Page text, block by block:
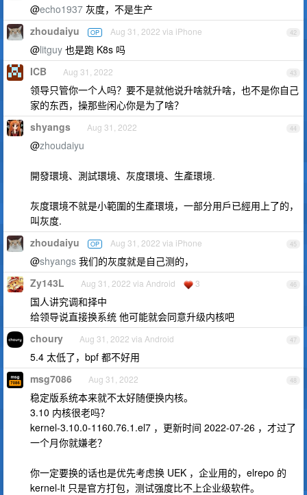
@echo1937 灰度，不是生产
42
zhoudaiyu OP Aug 31, 2022 via iPhone
@litguy 也是跑 K8s 吗
43
ICB Aug 31, 2022
领导只管你一个人吗？要不是就他说升啥就升啥，也不是你自己
家的东西，操那些闲心你是为了啥？
44
shyangs Aug 31, 2022
@zhoudaiyu
開發環境、測試環境、灰度環境、生產環境.
灰度環境不就是小範圍的生產環境，一部分用戶已經用上了的，
叫灰度.
45
zhoudaiyu OP Aug 31, 2022 via iPhone
@shyangs 我们的灰度就是自己测的，
46
Zy143L Aug 31, 2022 via Android 3
国人讲究调和择中
给领导说直接换系统 他可能就会同意升级内核吧
47
choury Aug 31, 2022 via Android
5.4 太低了，bpf 都不好用
48
msg7086 Aug 31, 2022
稳定版系统本来就不太好随便换内核。
3.10 内核很老吗？
kernel-3.10.0-1160.76.1.el7 ，更新时间 2022-07-26 ，才过了
一个月你就嫌老？
你一定要换的话也是优先考虑换 UEK ，企业用的，elrepo 的
kernel-lt 只是官方打包，测试强度比不上企业级软件。